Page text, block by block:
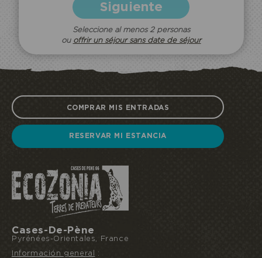
Siguiente
Seleccione al menos 2 personas
ou offrir un séjour sans date de séjour
COMPRAR MIS ENTRADAS
RESERVAR MI ESTANCIA
Cases-De-Pène
Pyrénées-Orientales, France
Información general
: